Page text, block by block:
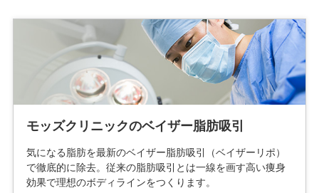
モッズクリニックのベイザー脂肪吸引
気になる脂肪を最新のベイザー脂肪吸引（ベイザーリポ）
で徹底的に除去。従来の脂肪吸引とは一線を画す高い痩身
効果で理想のボディラインをつくります。